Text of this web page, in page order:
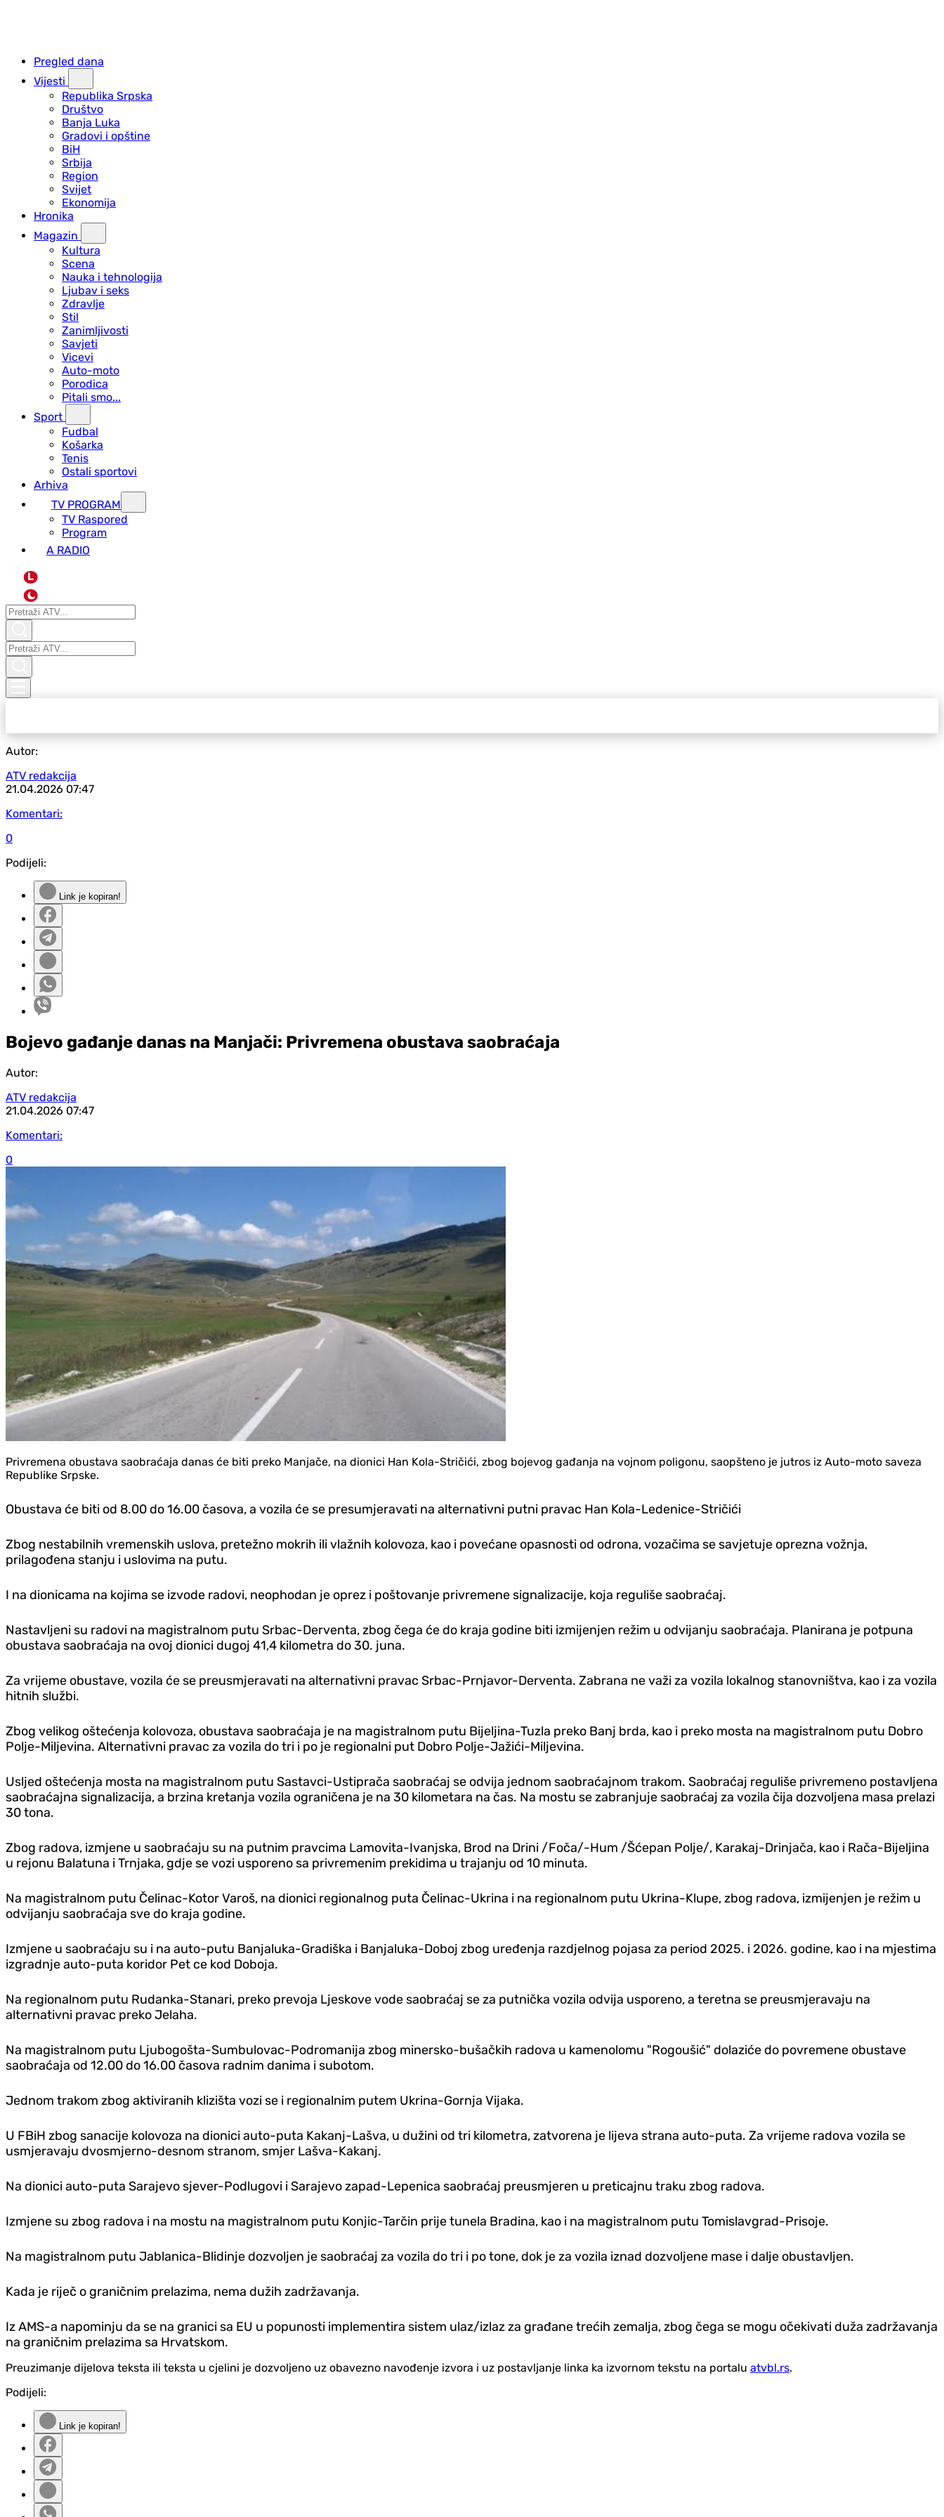
Pregled dana
Vijesti
Republika Srpska
Društvo
Banja Luka
Gradovi i opštine
BiH
Srbija
Region
Svijet
Ekonomija
Hronika
Magazin
Kultura
Scena
Nauka i tehnologija
Ljubav i seks
Zdravlje
Stil
Zanimljivosti
Savjeti
Vicevi
Auto-moto
Porodica
Pitali smo...
Sport
Fudbal
Košarka
Tenis
Ostali sportovi
Arhiva
TV PROGRAM
ТV Raspored
Program
A RADIO
L
Autor:
ATV redakcija
21.04.2026 07:47
Komentari:
0
Podijeli:
Link je kopiran!
Bojevo gađanje danas na Manjači: Privremena obustava saobraćaja
Autor:
ATV redakcija
21.04.2026 07:47
Komentari:
0
Privremena obustava saobraćaja danas će biti preko Manjače, na dionici Han Kola-Stričići, zbog bojevog gađanja na vojnom poligonu, saopšteno je jutros iz Auto-moto saveza
Republike Srpske.
Obustava će biti od 8.00 do 16.00 časova, a vozila će se presumjeravati na alternativni putni pravac Han Kola-Ledenice-Stričići
Zbog nestabilnih vremenskih uslova, pretežno mokrih ili vlažnih kolovoza, kao i povećane opasnosti od odrona, vozačima se savjetuje oprezna vožnja,
prilagođena stanju i uslovima na putu.
I na dionicama na kojima se izvode radovi, neophodan je oprez i poštovanje privremene signalizacije, koja reguliše saobraćaj.
Nastavljeni su radovi na magistralnom putu Srbac-Derventa, zbog čega će do kraja godine biti izmijenjen režim u odvijanju saobraćaja. Planirana je potpuna
obustava saobraćaja na ovoj dionici dugoj 41,4 kilometra do 30. juna.
Za vrijeme obustave, vozila će se preusmjeravati na alternativni pravac Srbac-Prnjavor-Derventa. Zabrana ne važi za vozila lokalnog stanovništva, kao i za vozila
hitnih službi.
Zbog velikog oštećenja kolovoza, obustava saobraćaja je na magistralnom putu Bijeljina-Tuzla preko Banj brda, kao i preko mosta na magistralnom putu Dobro
Polje-Miljevina. Alternativni pravac za vozila do tri i po je regionalni put Dobro Polje-Jažići-Miljevina.
Usljed oštećenja mosta na magistralnom putu Sastavci-Ustiprača saobraćaj se odvija jednom saobraćajnom trakom. Saobraćaj reguliše privremeno postavljena
saobraćajna signalizacija, a brzina kretanja vozila ograničena je na 30 kilometara na čas. Na mostu se zabranjuje saobraćaj za vozila čija dozvoljena masa prelazi
30 tona.
Zbog radova, izmjene u saobraćaju su na putnim pravcima Lamovita-Ivanjska, Brod na Drini /Foča/-Hum /Šćepan Polje/, Karakaj-Drinjača, kao i Rača-Bijeljina
u rejonu Balatuna i Trnjaka, gd‌je se vozi usporeno sa privremenim prekidima u trajanju od 10 minuta.
Na magistralnom putu Čelinac-Kotor Varoš, na dionici regionalnog puta Čelinac-Ukrina i na regionalnom putu Ukrina-Klupe, zbog radova, izmijenjen je režim u
odvijanju saobraćaja sve do kraja godine.
Izmjene u saobraćaju su i na auto-putu Banjaluka-Gradiška i Banjaluka-Doboj zbog uređenja razd‌jelnog pojasa za period 2025. i 2026. godine, kao i na mjestima
izgradnje auto-puta koridor Pet ce kod Doboja.
Na regionalnom putu Rudanka-Stanari, preko prevoja Ljeskove vode saobraćaj se za putnička vozila odvija usporeno, a teretna se preusmjeravaju na
alternativni pravac preko Jelaha.
Na magistralnom putu Ljubogošta-Sumbulovac-Podromanija zbog minersko-bušačkih radova u kamenolomu "Rogoušić" dolaziće do povremene obustave
saobraćaja od 12.00 do 16.00 časova radnim danima i subotom.
Jednom trakom zbog aktiviranih klizišta vozi se i regionalnim putem Ukrina-Gornja Vijaka.
U FBiH zbog sanacije kolovoza na dionici auto-puta Kakanj-Lašva, u dužini od tri kilometra, zatvorena je lijeva strana auto-puta. Za vrijeme radova vozila se
usmjeravaju dvosmjerno-desnom stranom, smjer Lašva-Kakanj.
Na dionici auto-puta Sarajevo sjever-Podlugovi i Sarajevo zapad-Lepenica saobraćaj preusmjeren u preticajnu traku zbog radova.
Izmjene su zbog radova i na mostu na magistralnom putu Konjic-Tarčin prije tunela Bradina, kao i na magistralnom putu Tomislavgrad-Prisoje.
Na magistralnom putu Jablanica-Blidinje dozvoljen je saobraćaj za vozila do tri i po tone, dok je za vozila iznad dozvoljene mase i dalje obustavljen.
Kada je riječ o graničnim prelazima, nema dužih zadržavanja.
Iz AMS-a napominju da se na granici sa EU u popunosti implementira sistem ulaz/izlaz za građane trećih zemalja, zbog čega se mogu očekivati duža zadržavanja
na graničnim prelazima sa Hrvatskom.
Preuzimanje dijelova teksta ili teksta u cjelini je dozvoljeno uz obavezno navođenje izvora i uz postavljanje linka ka izvornom tekstu na portalu atvbl.rs.
Podijeli:
Link je kopiran!